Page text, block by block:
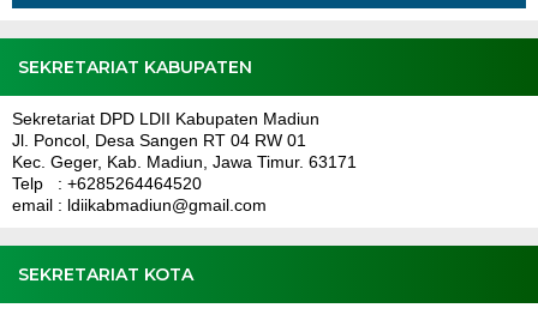
SEKRETARIAT KABUPATEN
Sekretariat DPD LDII Kabupaten Madiun
Jl. Poncol, Desa Sangen RT 04 RW 01
Kec. Geger, Kab. Madiun, Jawa Timur. 63171
Telp : +6285264464520
email : ldiikabmadiun@gmail.com
SEKRETARIAT KOTA